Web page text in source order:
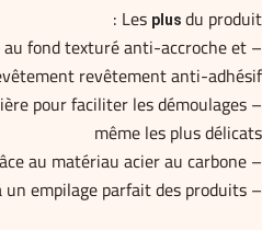
Les plus du produit :
–
au fond texturé anti-accroche et
revêtement anti-adhésif
pour faciliter les démoulages
même les plus délicats
–
au matériau acier au carbone
– Rangement optimal grâce à un empilage parfait des produits